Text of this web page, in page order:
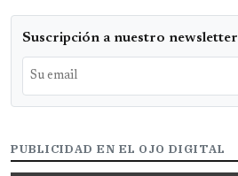
Suscripción a nuestro newsletter
PUBLICIDAD EN EL OJO DIGITAL